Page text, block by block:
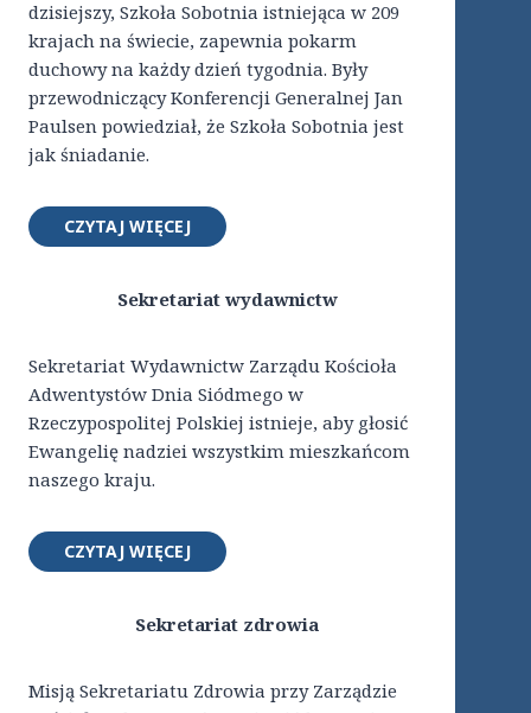
dzisiejszy, Szkoła Sobotnia istniejąca w 209
krajach na świecie, zapewnia pokarm
duchowy na każdy dzień tygodnia. Były
przewodniczący Konferencji Generalnej Jan
Paulsen powiedział, że Szkoła Sobotnia jest
jak śniadanie.
CZYTAJ WIĘCEJ
Sekretariat wydawnictw
Sekretariat Wydawnictw Zarządu Kościoła
Adwentystów Dnia Siódmego w
Rzeczypospolitej Polskiej istnieje, aby głosić
Ewangelię nadziei wszystkim mieszkańcom
naszego kraju.
CZYTAJ WIĘCEJ
Sekretariat zdrowia
Misją Sekretariatu Zdrowia przy Zarządzie